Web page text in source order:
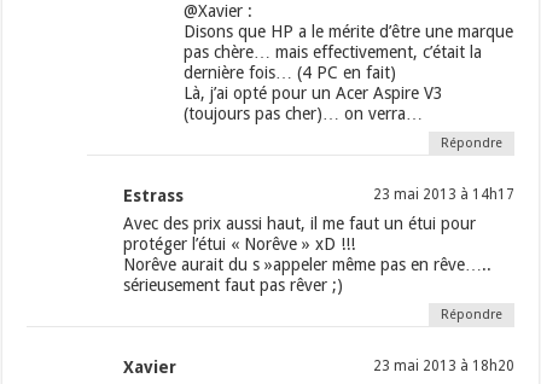
@Xavier :
Disons que HP a le mérite d’être une marque
pas chère… mais effectivement, c’était la
dernière fois… (4 PC en fait)
Là, j’ai opté pour un Acer Aspire V3
(toujours pas cher)… on verra…
Répondre
Estrass 23 mai 2013 à 14h17
Avec des prix aussi haut, il me faut un étui pour
protéger l’étui « Norêve » xD !!!
Norêve aurait du s »appeler même pas en rêve…..
sérieusement faut pas rêver ;)
Répondre
Xavier 23 mai 2013 à 18h20